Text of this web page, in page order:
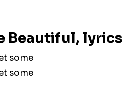
Beautiful, lyrics
some
some